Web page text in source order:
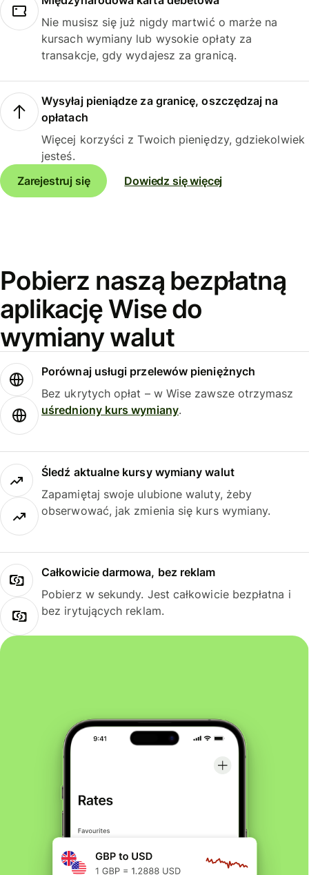
Nie musisz się już nigdy martwić o marże na
kursach wymiany lub wysokie opłaty za
transakcje, gdy wydajesz za granicą.
Wysyłaj pieniądze za granicę, oszczędzaj na
opłatach
Więcej korzyści z Twoich pieniędzy, gdziekolwiek
jesteś.
Zarejestruj się
Dowiedz się więcej
Pobierz naszą bezpłatną
aplikację Wise do
wymiany walut
Porównaj usługi przelewów pieniężnych
Bez ukrytych opłat – w Wise zawsze otrzymasz
uśredniony kurs wymiany.
Śledź aktualne kursy wymiany walut
Zapamiętaj swoje ulubione waluty, żeby
obserwować, jak zmienia się kurs wymiany.
Całkowicie darmowa, bez reklam
Pobierz w sekundy. Jest całkowicie bezpłatna i
bez irytujących reklam.